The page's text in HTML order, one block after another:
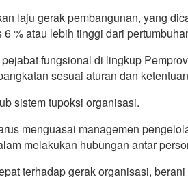
laju gerak pembangunan, yang
% atau lebih tinggi dari
fungsional di lingkup
sesuai aturan dan
sistem tupoksi organisasi.
menguasai managemen
melakukan hubungan antar
terhadap gerak organisasi,